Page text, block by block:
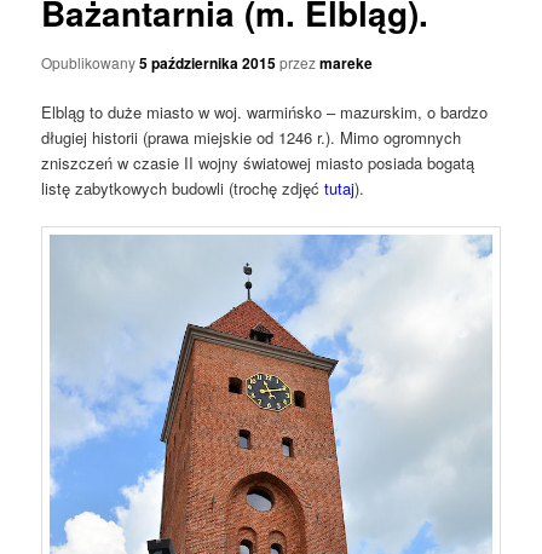
Bażantarnia (m. Elbląg).
Opublikowany5 października 2015przezmareke
Elbląg to duże miasto w woj. warmińsko – mazurskim, o bardzo
długiej historii (prawa miejskie od 1246 r.). Mimo ogromnych
zniszczeń w czasie II wojny światowej miasto posiada bogatą
listę zabytkowych budowli (trochę zdjęć tutaj).